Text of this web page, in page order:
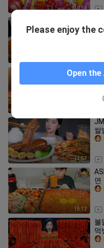
10:54
*
14:57
쌀
15:12
면
&
불
먹
Please enjoy the
Open the